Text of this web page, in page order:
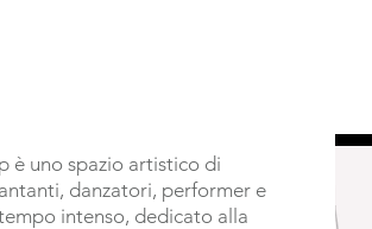
è uno spazio artistico di
danzatori, performer e
intenso, dedicato alla